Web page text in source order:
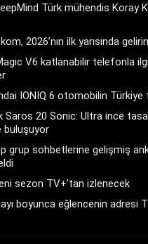
Türk mühendis Koray
2026’nın ilk yarısında
V6 katlanabilir telefonla
IONIQ 6 otomobilin Türkiye
Saros 20 Sonic: Ultra ince
buluşuyor
grup sohbetlerine gelişmiş
sezon TV+’tan izlenecek
boyunca eğlencenin adresi